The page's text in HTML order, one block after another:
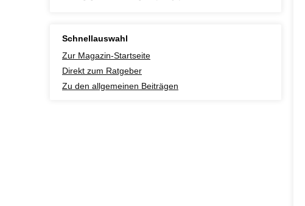
Schnellauswahl
Zur Magazin-Startseite
Direkt zum Ratgeber
Zu den allgemeinen Beiträgen